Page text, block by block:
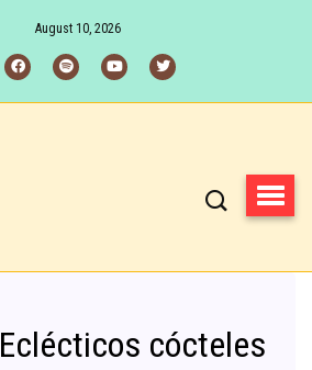
August 10, 2026
Eclécticos cócteles